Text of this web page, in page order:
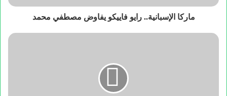
ماركا الإسبانية.. رايو فاييكو يفاوض مصطفي محمد